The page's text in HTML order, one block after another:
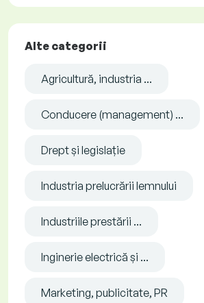
Alte categorii
Agricultură, industria ...
Conducere (management) ...
Drept și legislație
Industria prelucrării lemnului
Industriile prestării ...
Inginerie electrică și ...
Marketing, publicitate, PR